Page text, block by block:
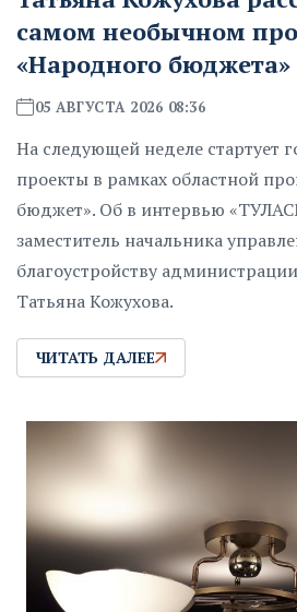
самом необычном
«Народного бюджета»
05 АВГУСТА 2026 08:36
На следующей неделе стартует
проекты в рамках областной
бюджет». Об в интервью
заместитель начальника
благоустройству
Татьяна Кожухова.
ЧИТАТЬ ДАЛЕЕ